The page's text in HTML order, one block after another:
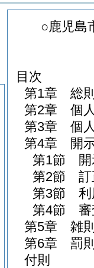
○鹿児島
目次
第1章
総
第2章
個
第3章
個
第4章
開
第1節
第2節
第3節
第4節
第5章
雑
第6章
罰
付則